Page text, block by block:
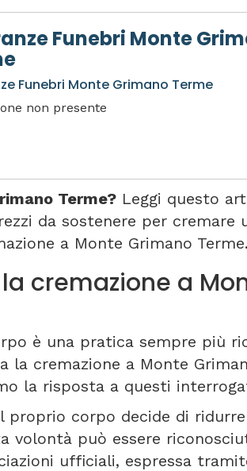
Funebri Monte
Funebri Monte Grimano Terme
non presente
Terme? Leggi questo
da sostenere per cremare
a Monte Grimano Terme.
cremazione a
è una pratica sempre più
la cremazione a Monte
la risposta a questi
proprio corpo decide di
volontà può essere
ufficiali, espressa